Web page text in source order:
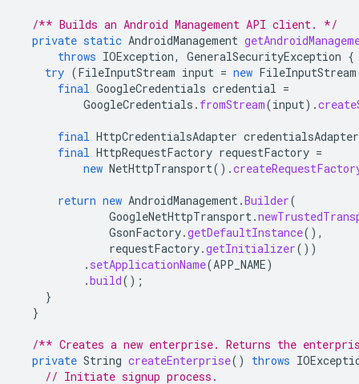
/** Builds an Android Management API client. */
private static AndroidManagement
throws IOException, GeneralSecurityException {
try (FileInputStream input = new FileInputStream
final GoogleCredentials credential =
GoogleCredentials . fromStream(input).
final HttpCredentialsAdapter credentialsAdapter
final HttpRequestFactory requestFactory =
new NetHttpTransport().
return new AndroidManagement.Builder(
GoogleNetHttpTransport.
GsonFactory.getDefaultInstance(),
requestFactory.getInitializer())
. setApplicationName(APP_NAME)
.build();
}
}
/** Creates a new enterprise. Returns the
private String createEnterprise() throws
// Initiate signup process.